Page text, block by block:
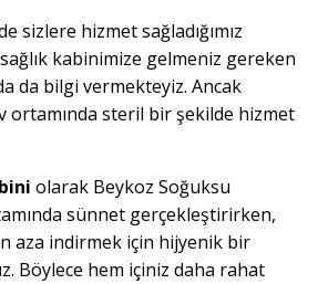
sizlere hizmet sağladığımız
kabinimize gelmeniz gereken
da bilgi vermekteyiz. Ancak
ortamında steril bir şekilde hizmet
olarak Beykoz Soğuksu
sünnet gerçekleştirirken,
aza indirmek için hijyenik bir
Böylece hem içiniz daha rahat